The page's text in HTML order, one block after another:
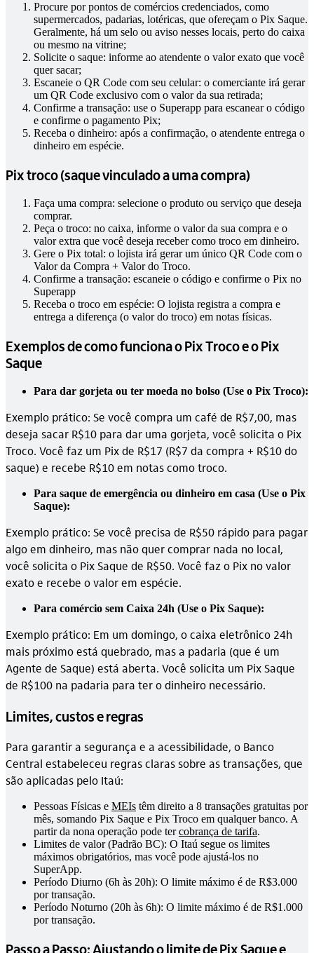
Procure por pontos de comércios credenciados, como
supermercados, padarias, lotéricas, que ofereçam o Pix Saque.
Geralmente, há um selo ou aviso nesses locais, perto do caixa
ou mesmo na vitrine;
Solicite o saque: informe ao atendente o valor exato que você
quer sacar;
Escaneie o QR Code com seu celular: o comerciante irá gerar
um QR Code exclusivo com o valor da sua retirada;
Confirme a transação: use o Superapp para escanear o código
e confirme o pagamento Pix;
Receba o dinheiro: após a confirmação, o atendente entrega o
dinheiro em espécie.
Pix troco (saque vinculado a uma compra)
Faça uma compra: selecione o produto ou serviço que deseja
comprar.
Peça o troco: no caixa, informe o valor da sua compra e o
valor extra que você deseja receber como troco em dinheiro.
Gere o Pix total: o lojista irá gerar um único QR Code com o
Valor da Compra + Valor do Troco.
Confirme a transação: escaneie o código e confirme o Pix no
Superapp
Receba o troco em espécie: O lojista registra a compra e
entrega a diferença (o valor do troco) em notas físicas.
Exemplos de como funciona o Pix Troco e o Pix
Saque
Para dar gorjeta ou ter moeda no bolso (Use o Pix Troco):
Exemplo prático: Se você compra um café de R$7,00, mas
deseja sacar R$10 para dar uma gorjeta, você solicita o Pix
Troco. Você faz um Pix de R$17 (R$7 da compra + R$10 do
saque) e recebe R$10 em notas como troco.
Para saque de emergência ou dinheiro em casa (Use o Pix
Saque):
Exemplo prático: Se você precisa de R$50 rápido para pagar
algo em dinheiro, mas não quer comprar nada no local,
você solicita o Pix Saque de R$50. Você faz o Pix no valor
exato e recebe o valor em espécie.
Para comércio sem Caixa 24h (Use o Pix Saque):
Exemplo prático: Em um domingo, o caixa eletrônico 24h
mais próximo está quebrado, mas a padaria (que é um
Agente de Saque) está aberta. Você solicita um Pix Saque
de R$100 na padaria para ter o dinheiro necessário.
Limites, custos e regras
Para garantir a segurança e a acessibilidade, o Banco
Central estabeleceu regras claras sobre as transações, que
são aplicadas pelo Itaú:
Pessoas Físicas e MEIs têm direito a 8 transações gratuitas por
mês, somando Pix Saque e Pix Troco em qualquer banco. A
partir da nona operação pode tercobrança de tarifa.
Limites de valor (Padrão BC): O Itaú segue os limites
máximos obrigatórios, mas você pode ajustá-los no
SuperApp.
Período Diurno (6h às 20h): O limite máximo é de R$3.000
por transação.
Período Noturno (20h às 6h): O limite máximo é de R$1.000
por transação.
Passo a Passo: Ajustando o limite de Pix Saque e